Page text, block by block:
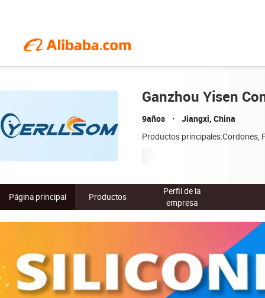
Ganzhou Yisen
9años Jiangxi, China
Productos principales:Cordones,
Página principal Productos
Perfil de la
empresa